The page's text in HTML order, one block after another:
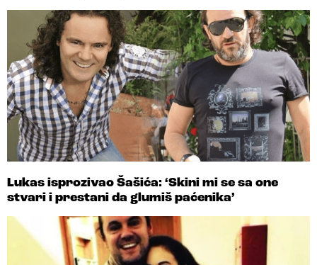
Lukas isprozivao Šašića: ‘Skini mi se sa one
stvari i prestani da glumiš paćenika’